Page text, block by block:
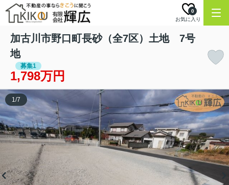
お気に入り
0
加古川市野口町長砂（全7区）土地 7号
地
募集1
1,798万円
1/7